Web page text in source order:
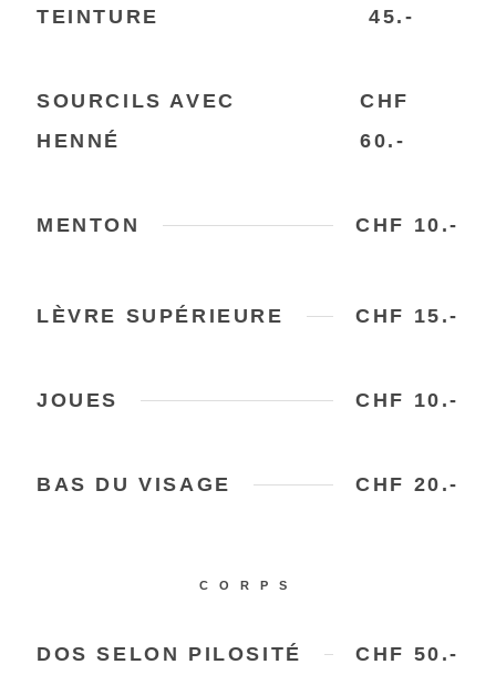
TEINTURE
45.-
SOURCILS AVEC
HENNÉ
CHF
60.-
MENTON CHF 10.-
LÈVRE SUPÉRIEURE CHF 15.-
JOUES CHF 10.-
BAS DU VISAGE CHF 20.-
CORPS
DOS SELON PILOSITÉ CHF 50.-